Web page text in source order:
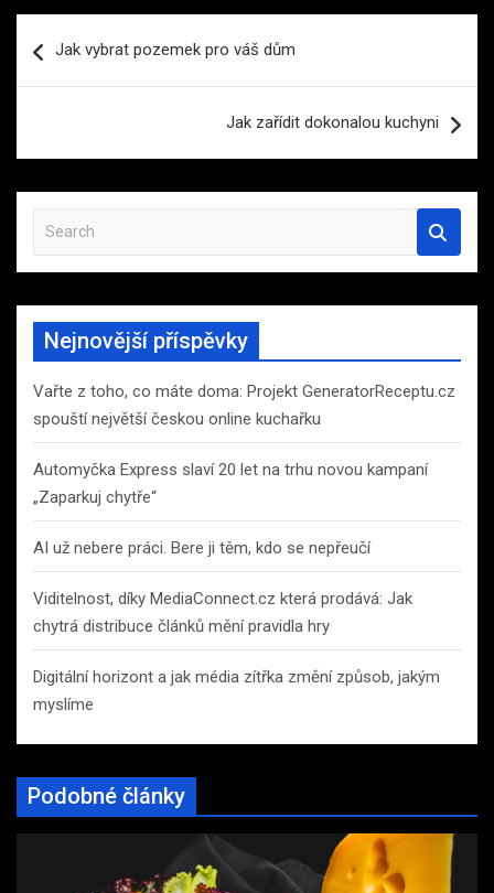
proJak vybrat pozemek pro váš dům
Jak zařídit dokonalou kuchyni
a
r
h
Nejnovější příspěvky
Vařte z toho, co máte doma: Projekt GeneratorReceptu.cz
spouští největší českou online kuchařku
Automyčka Express slaví 20 let na trhu novou kampaní
„Zaparkuj chytře“
AI už nebere práci. Bere ji těm, kdo se nepřeučí
Viditelnost, díky MediaConnect.cz která prodává: Jak
chytrá distribuce článků mění pravidla hry
Digitální horizont a jak média zítřka změní způsob, jakým
myslíme
Podobné články